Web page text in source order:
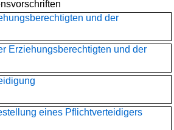
und der
Erziehungsberechtigten und der
eines Pflichtverteidigers